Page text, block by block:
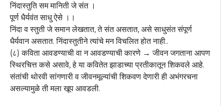
निंदास्तुति सम मानिती जे संत ।
पूर्ण धैर्यवंत साधु ऐसे ।।
निंदा व स्तुती जे समान लेखतात, ते संत असतात, असे साधुसंत संपूर्ण
धैर्यवान असतात. निंदास्तुतीने त्यांचे मन विचलित होत नाही..
(८) कविता आवडण्याची वा न आवडण्याची कारणे → जीवन जगताना आपण
स्थिरचित्त कसे असावे, हे या कवितेत झाडाच्या प्रतीकातून शिकवले आहे.
संतांची थोरवी सांगणारी व जीवनमूल्यांची शिकवण देणारी ही अभंगरचना
असल्यामुळे ती मला खूप आवडली.